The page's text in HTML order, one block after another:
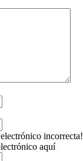
incorrecta!
aquí